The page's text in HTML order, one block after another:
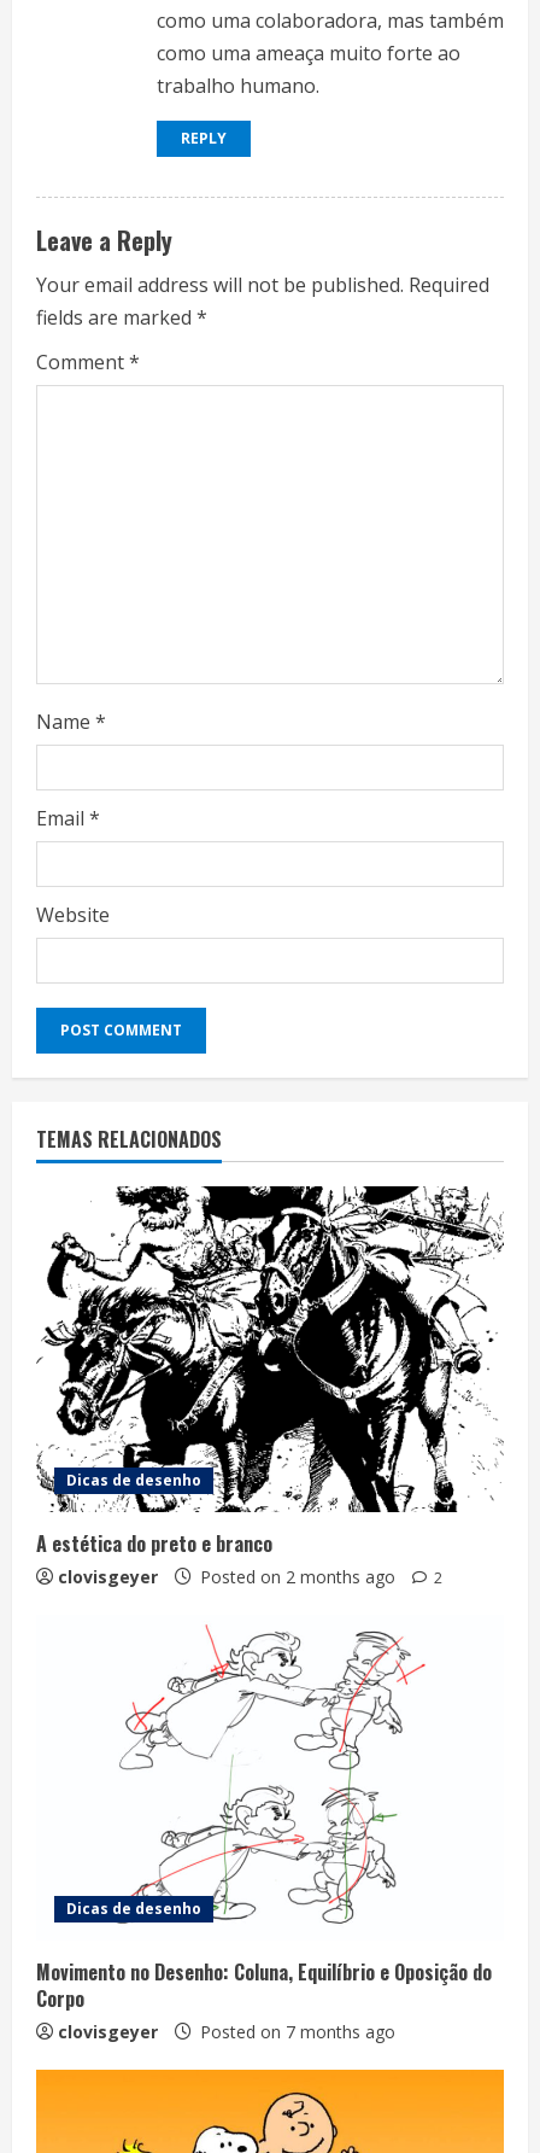
como uma colaboradora, mas também
como uma ameaça muito forte ao
trabalho humano.
REPLY
Leave a Reply
Your email address will not be published. Required
fields are marked *
Comment*
Name *
Email *
Website
TEMAS RELACIONADOS
Dicas de desenho
A estética do preto e branco
clovisgeyer Posted on 2 months ago 2
Dicas de desenho
Movimento no Desenho: Coluna, Equilíbrio e Oposição do
Corpo
clovisgeyer Posted on 7 months ago